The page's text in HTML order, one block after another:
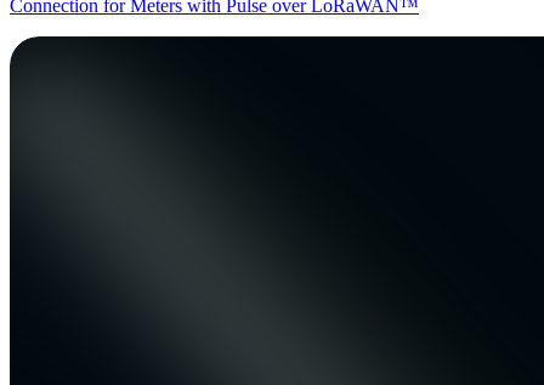
Connection for Meters with Pulse over LoRaWAN™